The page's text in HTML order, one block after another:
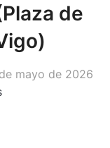
de
mayo de 2026